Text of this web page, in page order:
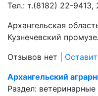
Тел.: т.(8182) 22-9413,
Архангельская
Кузнечевский
Отзывов нет
Архангельский
Раздел: ветеринарные